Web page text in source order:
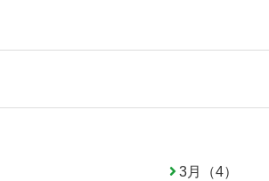
3月（4）